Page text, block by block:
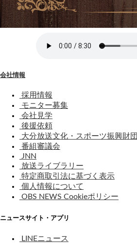
会社情報
採用情報
モニター募集
会社見学
後援依頼
大分放送文化・スポーツ振興財団
番組審議会
JNN
放送ライブラリー
特定商取引法に基づく表示
個人情報について
OBS NEWS Cookieポリシー
ニュースサイト・アプリ
LINEニュース